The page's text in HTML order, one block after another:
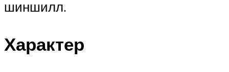
шиншилл.
Характер